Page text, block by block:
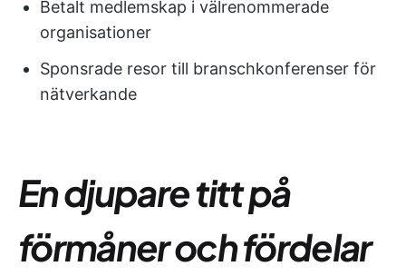
Betalt medlemskap i välrenommerade
organisationer
Sponsrade resor till branschkonferenser för
nätverkande
En djupare titt på
förmåner och fördelar